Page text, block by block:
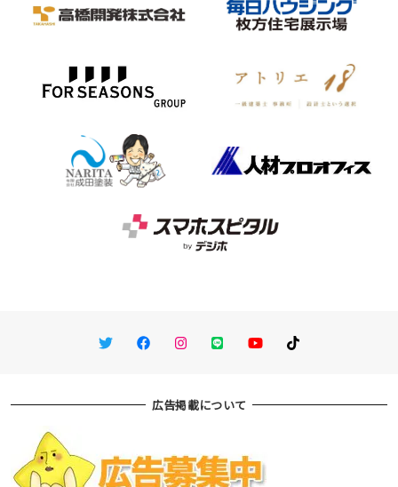
TwitterFacebookInstagram
LINE You TubeTikTok
広告掲載について